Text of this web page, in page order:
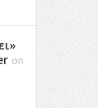
on